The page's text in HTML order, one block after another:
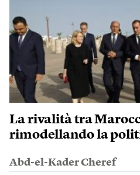
La rivalità tra
rimodellando la
Abd-el-Kader Cheref